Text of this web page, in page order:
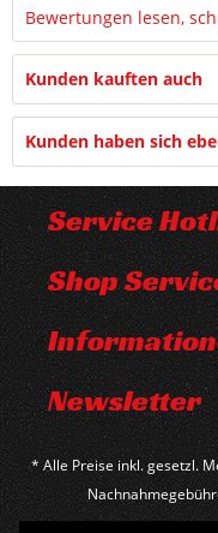
Bewertungen lesen,
Kunden kauften auch
Kunden haben sich
Service
Shop
Newsletter
* Alle Preise inkl. gesetzl.